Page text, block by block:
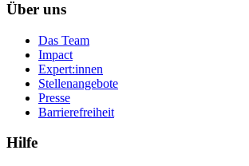
Über uns
Das Team
Impact
Expert:innen
Stellenangebote
Presse
Barrierefreiheit
Hilfe